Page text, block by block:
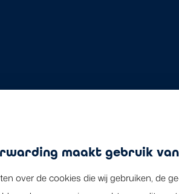
maakt gebruik
over de cookies die wij gebruiken, de